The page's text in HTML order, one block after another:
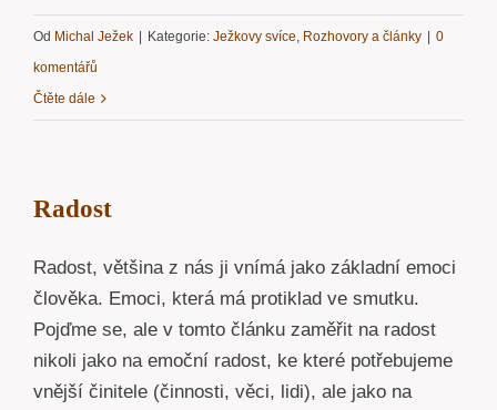
Od Michal Ježek Kategorie: Ježkovy svíce, Rozhovory a články
0
komentářů
Čtěte dále
Radost
Radost, většina z nás ji vnímá jako základní emoci
člověka. Emoci, která má protiklad ve smutku.
Pojďme se, ale v tomto článku zaměřit na radost
nikoli jako na emoční radost, ke které potřebujeme
vnější činitele (činnosti, věci, lidi), ale jako na